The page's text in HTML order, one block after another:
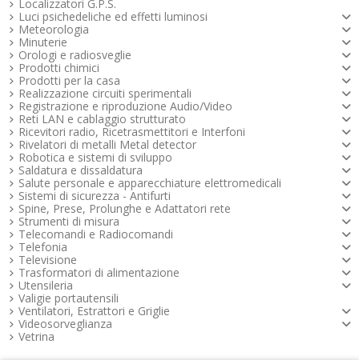
Localizzatori G.P.S.
Luci psichedeliche ed effetti luminosi
Meteorologia
Minuterie
Orologi e radiosveglie
Prodotti chimici
Prodotti per la casa
Realizzazione circuiti sperimentali
Registrazione e riproduzione Audio/Video
Reti LAN e cablaggio strutturato
Ricevitori radio, Ricetrasmettitori e Interfoni
Rivelatori di metalli Metal detector
Robotica e sistemi di sviluppo
Saldatura e dissaldatura
Salute personale e apparecchiature elettromedicali
Sistemi di sicurezza - Antifurti
Spine, Prese, Prolunghe e Adattatori rete
Strumenti di misura
Telecomandi e Radiocomandi
Telefonia
Televisione
Trasformatori di alimentazione
Utensileria
Valigie portautensili
Ventilatori, Estrattori e Griglie
Videosorveglianza
Vetrina